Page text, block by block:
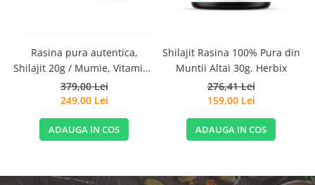
Rasina pura autentica,
Shilajit 20g / Mumie, Vitamine
si Micronutrienti - Vitadote
379,00 Lei
249,00 Lei
ADAUGA IN COS
Shilajit Rasina 100% Pura din
Muntii Altai 30g. Herbix
276,41 Lei
159,00 Lei
ADAUGA IN COS